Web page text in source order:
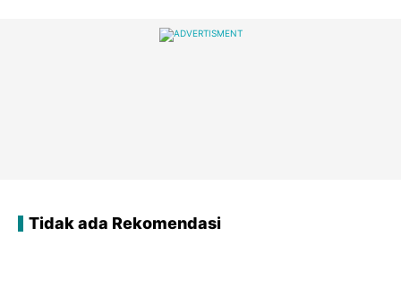
Tidak ada Rekomendasi